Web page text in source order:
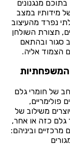
מנגנונים
מידותיו במצב
נפרד מהעיצוב
תצורת השולחן
סגור ובהתאם
הצמוד אליה.
המשפחתיות
של חומרי גלם
פולימריים,
משילוב של
גלם כזה או אחר,
וביניהם: